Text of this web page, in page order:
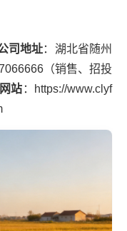
司地址：湖北省随州
（销售、招投
站 ：
https://www.clyf